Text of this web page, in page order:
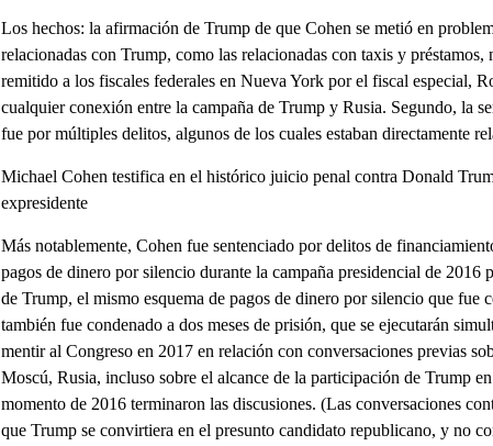
Los hechos: la afirmación de Trump de que Cohen se metió en
relacionadas con Trump, como las relacionadas con taxis y
remitido a los fiscales federales en Nueva York por el fiscal especial,
cualquier conexión entre la campaña de Trump y Rusia. Segundo, la
fue por múltiples delitos, algunos de los cuales estaban directamente
Michael Cohen testifica en el histórico juicio penal contra Donald
expresidente
Más notablemente, Cohen fue sentenciado por delitos de
pagos de dinero por silencio durante la campaña presidencial de 2016
de Trump, el mismo esquema de pagos de dinero por silencio que fue
también fue condenado a dos meses de prisión, que se ejecutarán
mentir al Congreso en 2017 en relación con conversaciones previas
Moscú, Rusia, incluso sobre el alcance de la participación de Trump
momento de 2016 terminaron las discusiones. (Las conversaciones
que Trump se convirtiera en el presunto candidato republicano, y no